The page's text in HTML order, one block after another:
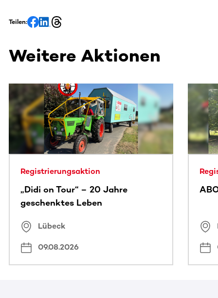
Teilen:
Weitere Aktionen
Dieser Bereich enthält horizontal scrollbare Inhalte.
Registrierungsaktion
„Didi on Tour“ – 20 Jahre
geschenktes Leben
Lübeck
09.08.2026